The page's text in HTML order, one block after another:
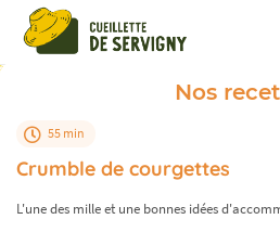
Nos
55 min
Crumble de courgettes
L'une des mille et une bonnes idées
Panneau de gestion des cookies